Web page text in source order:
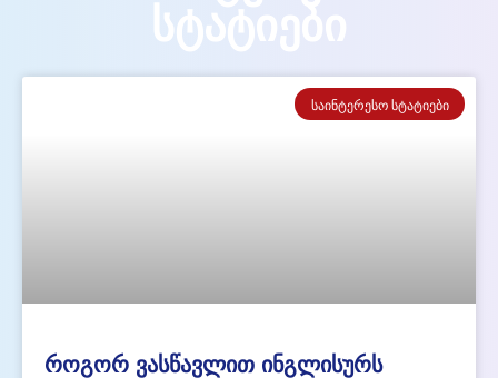
სტატიები
ᲡᲐᲘᲜᲢᲔᲠᲔᲡᲝ ᲡᲢᲐᲢᲘᲔᲑᲘ
როგორ ვასწავლით ინგლისურს